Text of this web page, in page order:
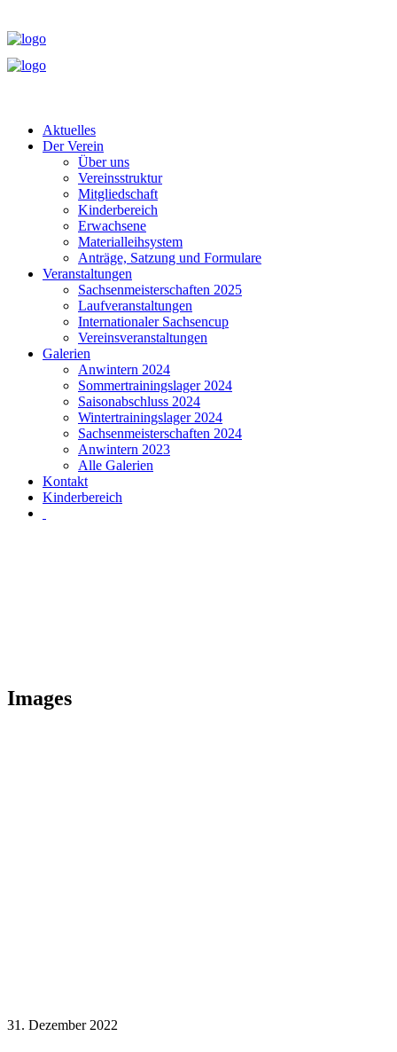
Aktuelles
Der Verein
Über uns
Vereinsstruktur
Mitgliedschaft
Kinderbereich
Erwachsene
Materialleihsystem
Anträge, Satzung und Formulare
Veranstaltungen
Sachsenmeisterschaften 2025
Laufveranstaltungen
Internationaler Sachsencup
Vereinsveranstaltungen
Galerien
Anwintern 2024
Sommertrainingslager 2024
Saisonabschluss 2024
Wintertrainingslager 2024
Sachsenmeisterschaften 2024
Anwintern 2023
Alle Galerien
Kontakt
Kinderbereich
Images
31. Dezember 2022